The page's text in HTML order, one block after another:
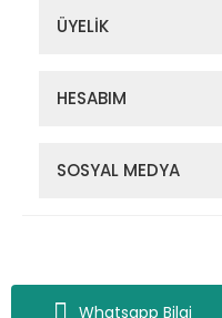
Whatsapp Bilgi
ÜYELİK
HESABIM
SOSYAL MEDYA